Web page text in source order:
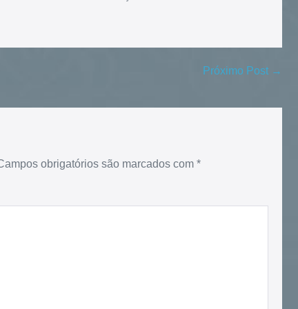
Próximo Post →
obrigatórios são marcados com *